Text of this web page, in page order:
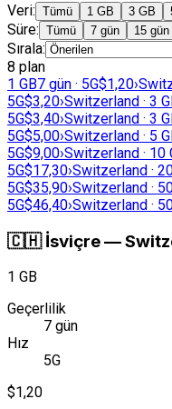
Veri: Tümü 1 GB 3 GB
Süre: Tümü 7 gün 15 gün
Sırala:
8 plan
1 GB7 gün · 5G$1,20›
5G$3,20›Switzerland · 3
5G$3,40›Switzerland · 3
5G$5,00›Switzerland · 5
5G$9,00›Switzerland · 10
5G$17,30›Switzerland ·
5G$35,90›Switzerland ·
5G$46,40›Switzerland ·
🇨🇭 İsviçre—
1 GB
Geçerlilik
7 gün
Hız
5G
$1,20